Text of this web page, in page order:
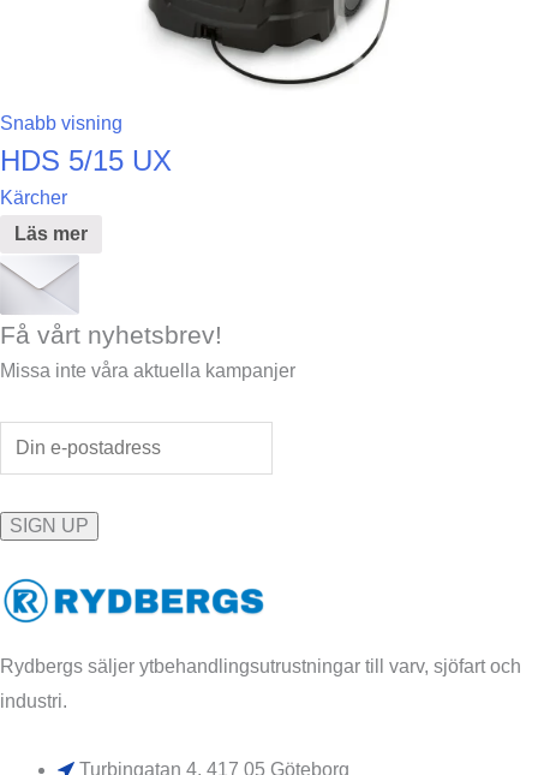
Snabb visning
HDS 5/15 UX
Kärcher
Läs mer
Få vårt nyhetsbrev!
Missa inte våra aktuella kampanjer
Rydbergs säljer ytbehandlingsutrustningar till varv, sjöfart och
industri.
Turbingatan 4, 417 05 Göteborg